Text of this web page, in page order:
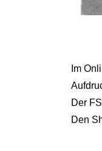
Im
Der
Den